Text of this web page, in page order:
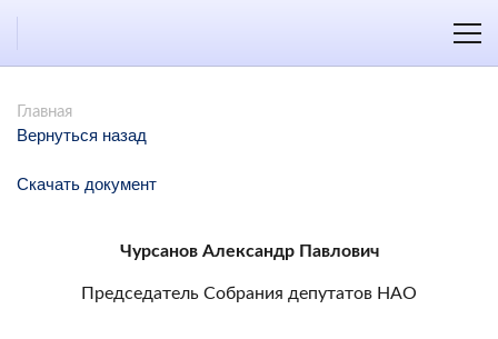
Главная
Вернуться назад
Скачать документ
Чурсанов Александр Павлович
Председатель Собрания депутатов НАО